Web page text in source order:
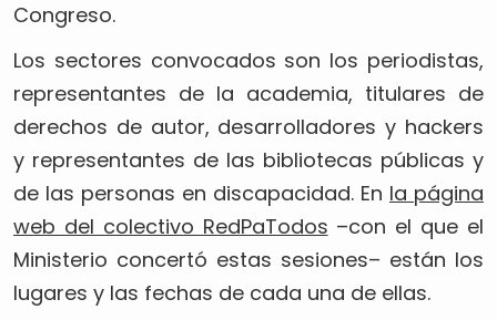
Congreso.
Los sectores convocados son los periodistas,
representantes de la academia, titulares de
derechos de autor, desarrolladores y hackers
y representantes de las bibliotecas públicas y
de las personas en discapacidad. En la página
web del colectivo RedPaTodos –con el que el
Ministerio concertó estas sesiones– están los
lugares y las fechas de cada una de ellas.